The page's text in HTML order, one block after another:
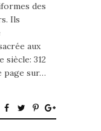
des
Ils
aux
siècle: 312
page sur…